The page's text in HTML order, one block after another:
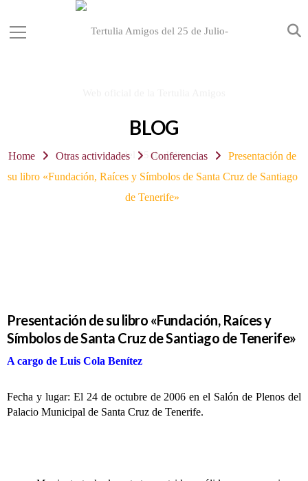
BLOG
Home Otras actividades Conferencias
Presentación de
su libro «Fundación, Raíces y Símbolos de Santa Cruz de Santiago
de Tenerife»
Presentación de su libro «Fundación, Raíces y
Símbolos de Santa Cruz de Santiago de Tenerife»
A cargo de Luis Cola Benítez
Fecha y lugar: El 24 de octubre de 2006 en el Salón de Plenos del
Palacio Municipal de Santa Cruz de Tenerife.